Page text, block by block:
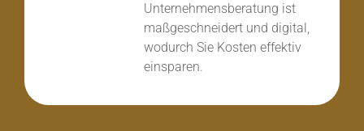
Unternehmensberatung ist
maßgeschneidert und digital,
wodurch Sie Kosten effektiv
einsparen.